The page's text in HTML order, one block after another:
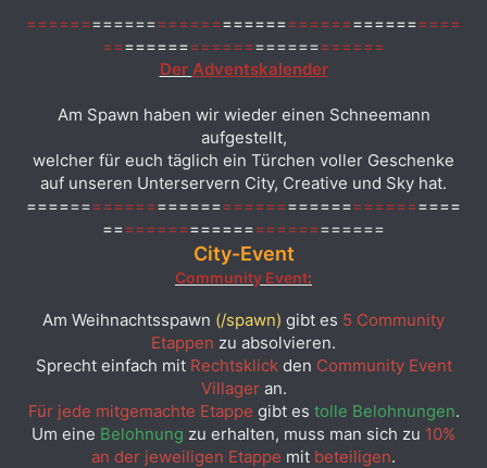
========================================
==========================
Der Adventskalender
Am Spawn haben wir wieder einen Schneemann
aufgestellt,
welcher für euch täglich ein Türchen voller Geschenke
auf unseren Unterservern City, Creative und Sky hat.
========================================
==========================
City-Event
Community Event:
Am Weihnachtsspawn (/spawn) gibt es 5 Community
Etappen zu absolvieren.
Sprecht einfach mit Rechtsklickden Community Event
Villageran.
Für jede mitgemachte Etappe gibt es tolle Belohnungen.
Um eine Belohnung zu erhalten, muss man sich zu 10%
an der jeweiligen Etappe mit beteiligen.